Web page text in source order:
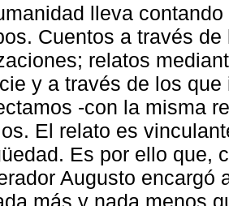
lleva
Cuentos a través
relatos
y a través de los
-con la misma
El relato es
Es por ello que,
Augusto
más y nada menos